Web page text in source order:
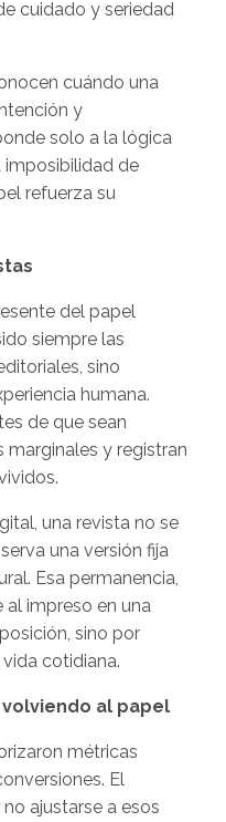
cuidado y seriedad
cuándo una
y
solo a la lógica
de
refuerza su
del papel
siempre las
sino
humana.
de que sean
marginales y registran
una revista no se
una versión fija
Esa permanencia,
impreso en una
sino por
cotidiana.
al papel
métricas
El
ajustarse a esos